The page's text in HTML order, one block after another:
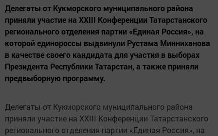
Делегаты от Кукморского муниципального района
приняли участие на XXIII Конференции Татарстанского
регионального отделения партии «Единая Россия», на
которой единороссы выдвинули Рустама Минниханова
в качестве своего кандидата для участия в выборах
Президента Республики Татарстан, а также приняли
предвыборную программу.
Делегаты от Кукморского муниципального района
приняли участие на XXIII Конференции Татарстанского
регионального отделения партии «Единая Россия», на